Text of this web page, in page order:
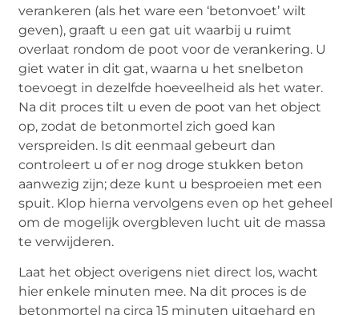
verankeren (als het ware een ‘betonvoet’ wilt
geven), graaft u een gat uit waarbij u ruimt
overlaat rondom de poot voor de verankering. U
giet water in dit gat, waarna u het snelbeton
toevoegt in dezelfde hoeveelheid als het water.
Na dit proces tilt u even de poot van het object
op, zodat de betonmortel zich goed kan
verspreiden. Is dit eenmaal gebeurt dan
controleert u of er nog droge stukken beton
aanwezig zijn; deze kunt u besproeien met een
spuit. Klop hierna vervolgens even op het geheel
om de mogelijk overgbleven lucht uit de massa
te verwijderen.
Laat het object overigens niet direct los, wacht
hier enkele minuten mee. Na dit proces is de
betonmortel na circa 15 minuten uitgehard en